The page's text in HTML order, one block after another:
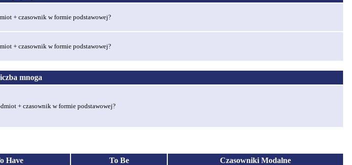
+ czasownik w formie podstawowej?
+ czasownik w formie podstawowej?
mnoga
+ czasownik w formie podstawowej?
Have To Be Czasowniki Modalne